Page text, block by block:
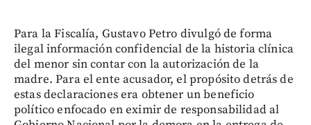
Para la Fiscalía, Gustavo Petro divulgó de forma
ilegal información confidencial de la historia clínica
del menor sin contar con la autorización de la
madre. Para el ente acusador, el propósito detrás de
estas declaraciones era obtener un beneficio
político enfocado en eximir de responsabilidad al